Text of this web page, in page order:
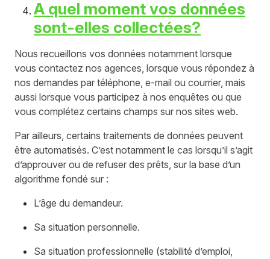
A quel moment vos données
sont-elles collectées?
Nous recueillons vos données notamment lorsque
vous contactez nos agences, lorsque vous répondez à
nos demandes par téléphone, e-mail ou courrier, mais
aussi lorsque vous participez à nos enquêtes ou que
vous complétez certains champs sur nos sites web.
Par ailleurs, certains traitements de données peuvent
être automatisés. C’est notamment le cas lorsqu’il s’agit
d’approuver ou de refuser des prêts, sur la base d’un
algorithme fondé sur :
L’âge du demandeur.
Sa situation personnelle.
Sa situation professionnelle (stabilité d’emploi,